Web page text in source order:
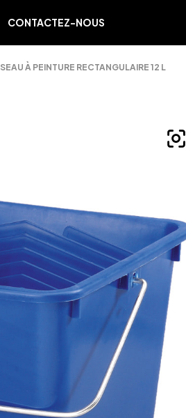
CONTACTEZ-NOUS
SEAU À PEINTURE RECTANGULAIRE 12 L